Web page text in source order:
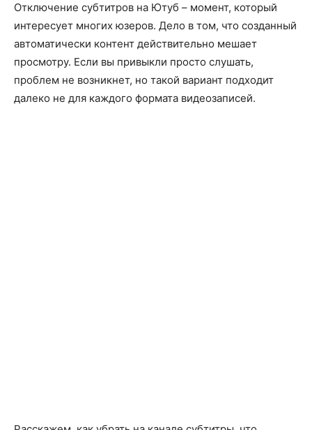
Отключение субтитров на Ютуб – момент, который
интересует многих юзеров. Дело в том, что созданный
автоматически контент действительно мешает
просмотру. Если вы привыкли просто слушать,
проблем не возникнет, но такой вариант подходит
далеко не для каждого формата видеозаписей.